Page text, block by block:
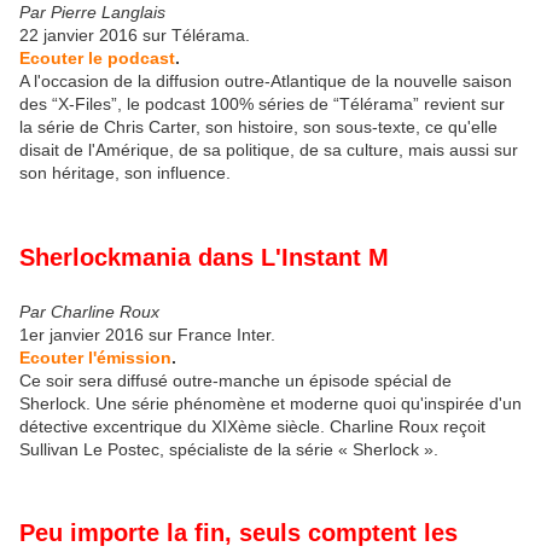
Par Pierre Langlais
22 janvier 2016 sur Télérama.
Ecouter le podcast.
A l'occasion de la diffusion outre-Atlantique de la nouvelle saison
des “X-Files”, le podcast 100% séries de “Télérama” revient sur
la série de Chris Carter, son histoire, son sous-texte, ce qu'elle
disait de l'Amérique, de sa politique, de sa culture, mais aussi sur
son héritage, son influence.
Sherlockmania dans L'Instant M
Par Charline Roux
1er janvier 2016 sur France Inter.
Ecouter l'émission.
Ce soir sera diffusé outre-manche un épisode spécial de
Sherlock. Une série phénomène et moderne quoi qu'inspirée d'un
détective excentrique du XIXème siècle. Charline Roux reçoit
Sullivan Le Postec, spécialiste de la série « Sherlock ».
Peu importe la fin, seuls comptent les